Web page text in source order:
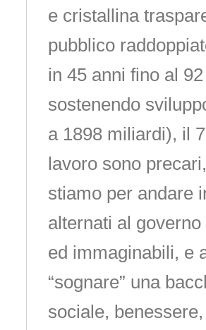
e cristallina
pubblico
in 45 anni fino al
sostenendo
a 1898 miliardi), il
lavoro sono
stiamo per andare
alternati al
ed immaginabili, e
“sognare” una
sociale,